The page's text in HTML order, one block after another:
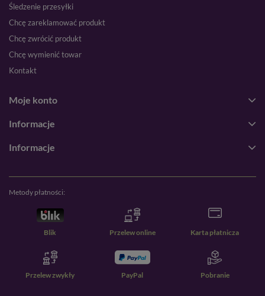
Śledzenie przesyłki
Chcę zareklamować produkt
Chcę zwrócić produkt
Chcę wymienić towar
Kontakt
Moje konto
Informacje
Informacje
Metody płatności:
Blik Przelew online Karta płatnicza
Przelew zwykły PayPal Pobranie